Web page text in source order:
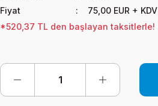
Fiyat
75,00 EUR + KDV
*520,37 TL den başlayan taksitlerle!